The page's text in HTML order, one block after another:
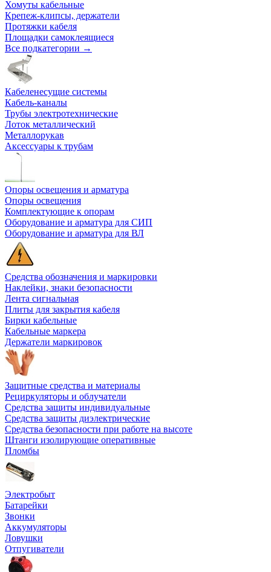
Хомуты кабельные
Крепеж-клипсы, держатели
Протяжки кабеля
Площадки самоклеящиеся
Все подкатегории →
Кабеленесущие системы
Кабель-каналы
Трубы электротехнические
Лоток металлический
Металлорукав
Аксессуары к трубам
Опоры освещения и арматура
Опоры освещения
Комплектующие к опорам
Оборудование и арматура для СИП
Оборудование и арматура для ВЛ
Средства обозначения и маркировки
Наклейки, знаки безопасности
Лента сигнальная
Плиты для закрытия кабеля
Бирки кабельные
Кабельные маркера
Держатели маркировок
Защитные средства и материалы
Рециркуляторы и облучатели
Средства защиты индивидуальные
Средства защиты диэлектрические
Средства безопасности при работе на высоте
Штанги изолирующие оперативные
Пломбы
Электробыт
Батарейки
Звонки
Аккумуляторы
Ловушки
Отпугиватели